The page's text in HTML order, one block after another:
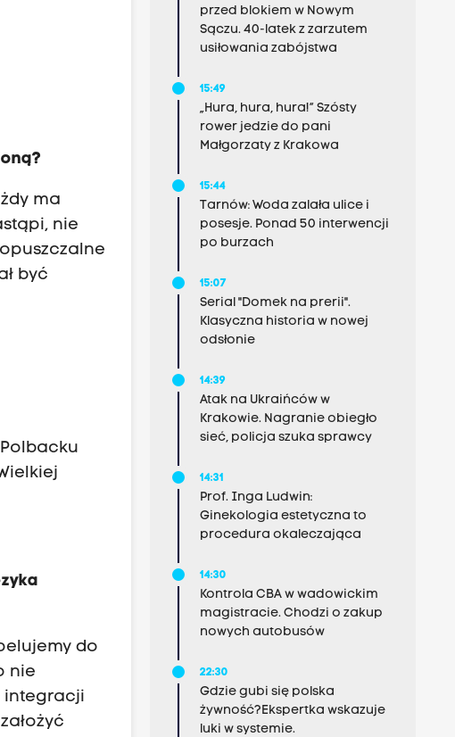
ma
nie
być
do
nie
integracji
przed blokiem w Nowym
Sączu. 40-latek z zarzutem
usiłowania zabójstwa
15:49
„Hura, hura, hura!” Szósty
rower jedzie do pani
Małgorzaty z Krakowa
15:44
Tarnów: Woda zalała ulice i
posesje. Ponad 50 interwencji
po burzach
15:07
Serial "Domek na prerii".
Klasyczna historia w nowej
odsłonie
14:39
Atak na Ukraińców w
Krakowie. Nagranie obiegło
sieć, policja szuka sprawcy
14:31
Prof. Inga Ludwin:
Ginekologia estetyczna to
procedura okaleczająca
14:30
Kontrola CBA w wadowickim
magistracie. Chodzi o zakup
nowych autobusów
22:30
Gdzie gubi się polska
żywność?Ekspertka wskazuje
luki w systemie.